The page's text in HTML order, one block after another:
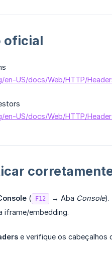
oficial
en-US/docs/Web/HTTP/
en-US/docs/Web/HTTP/
( F12 → Aba Console).
iframe/embedding.
e verifique os cabeçalhos